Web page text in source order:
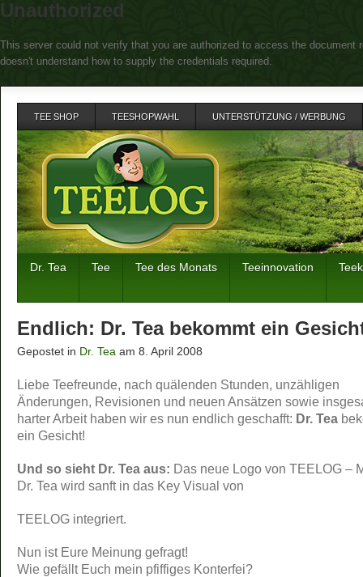
Unauthorized
This server could not verify that you are authorized to access the
doesn't understand how to supply the credentials required.
TEE SHOP TEESHOPWAHL UNTERSTÜTZUNG / WERBUNG
Dr. Tea Tee Tee des Monats Teeinnovation
Endlich: Dr. Tea bekommt ein
Gepostet in Dr. Tea am 8. April 2008
Liebe Teefreunde, nach quälenden Stunden, unzähligen
Änderungen, Revisionen und neuen Ansätzen sowie
harter Arbeit haben wir es nun endlich geschafft: Dr. Tea
ein Gesicht!
Und so sieht Dr. Tea aus: Das neue Logo von TEELOG –
Dr. Tea wird sanft in das Key Visual von
TEELOG integriert.
Nun ist Eure Meinung gefragt!
Wie gefällt Euch mein pfiffiges Konterfei?